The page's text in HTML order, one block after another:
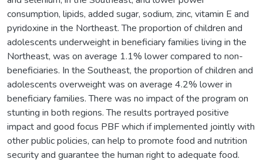
consumption, lipids, added sugar, sodium, zinc, vitamin E and
pyridoxine in the Northeast. The proportion of children and
adolescents underweight in beneficiary families living in the
Northeast, was on average 1.1% lower compared to non-
beneficiaries. In the Southeast, the proportion of children and
adolescents overweight was on average 4.2% lower in
beneficiary families. There was no impact of the program on
stunting in both regions. The results portrayed positive
impact and good focus PBF which if implemented jointly with
other public policies, can help to promote food and nutrition
security and guarantee the human right to adequate food.